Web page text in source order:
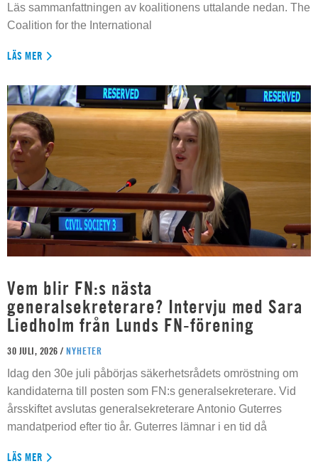
Läs sammanfattningen av koalitionens uttalande nedan. The
Coalition for the International
LÄS MER
Vem blir FN:s nästa
generalsekreterare? Intervju med Sara
Liedholm från Lunds FN-förening
30 JULI, 2026 / NYHETER
Idag den 30e juli påbörjas säkerhetsrådets omröstning om
kandidaterna till posten som FN:s generalsekreterare. Vid
årsskiftet avslutas generalsekreterare Antonio Guterres
mandatperiod efter tio år. Guterres lämnar i en tid då
LÄS MER